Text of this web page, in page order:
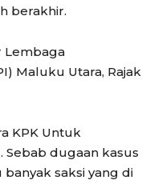
berakhir.
Lembaga
Maluku Utara, Rajak
KPK Untuk
dugaan kasus
saksi yang di